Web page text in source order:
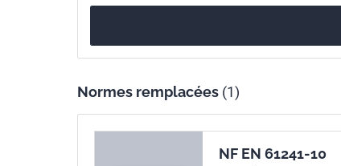
Normes remplacées (1)
NF EN 61241-10